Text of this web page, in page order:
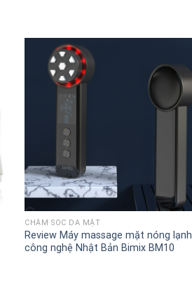
+
CHĂM SÓC DA MẶT
Review Máy massage mặt nóng lạnh
công nghệ Nhật Bản Bimix BM10